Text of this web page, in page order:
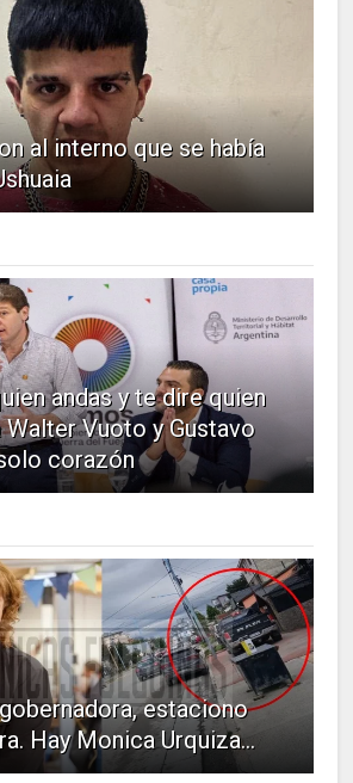
al interno que se había
andas y te dire quien
Walter Vuoto y Gustavo
corazón
estaciono
Hay Monica Urquiza...